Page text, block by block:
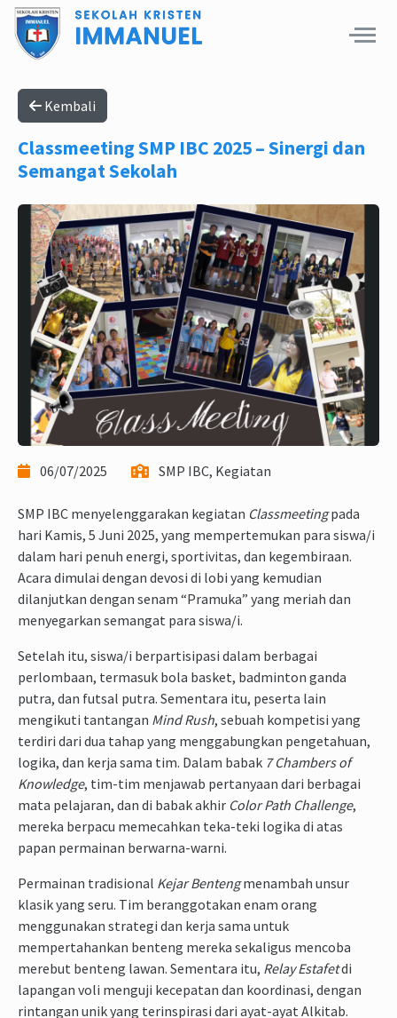
Kembali
Classmeeting SMP IBC 2025 – Sinergi dan
Semangat Sekolah
06/07/2025 SMP IBC, Kegiatan
SMP IBC menyelenggarakan kegiatan Classmeetingpada
hari Kamis, 5 Juni 2025, yang mempertemukan para siswa/i
dalam hari penuh energi, sportivitas, dan kegembiraan.
Acara dimulai dengan devosi di lobi yang kemudian
dilanjutkan dengan senam “Pramuka” yang meriah dan
menyegarkan semangat para siswa/i.
Setelah itu, siswa/i berpartisipasi dalam berbagai
perlombaan, termasuk bola basket, badminton ganda
putra, dan futsal putra. Sementara itu, peserta lain
mengikuti tantangan Mind Rush, sebuah kompetisi yang
terdiri dari dua tahap yang menggabungkan pengetahuan,
logika, dan kerja sama tim. Dalam babak 7 Chambers of
Knowledge, tim-tim menjawab pertanyaan dari berbagai
mata pelajaran, dan di babak akhir Color Path Challenge,
mereka berpacu memecahkan teka-teki logika di atas
papan permainan berwarna-warni.
Permainan tradisional Kejar Bentengmenambah unsur
klasik yang seru. Tim beranggotakan enam orang
menggunakan strategi dan kerja sama untuk
mempertahankan benteng mereka sekaligus mencoba
merebut benteng lawan. Sementara itu, Relay Estafetdi
lapangan voli menguji kecepatan dan koordinasi, dengan
rintangan unik yang terinspirasi dari ayat-ayat Alkitab.